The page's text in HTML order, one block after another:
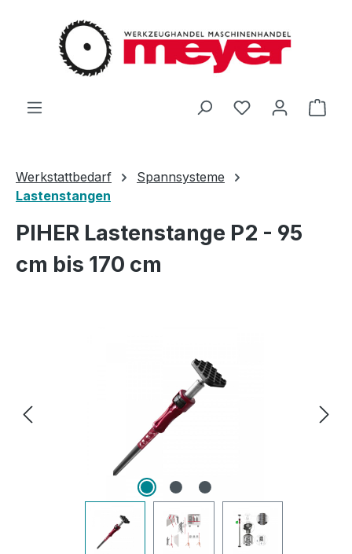
Zum Hauptinhalt springen
Du hast 0
Werkstattbedarf
Spannsysteme
Lastenstangen
PIHER Lastenstange P2 - 95
cm bis 170 cm